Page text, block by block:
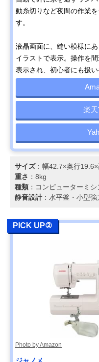
動糸切りなど夜間の作業
す。
液晶画面に、縫い模様に
イラストで表示。操作を
表示され、初心者にも扱い
楽
サイズ：幅42.7×奥行
重さ ：8kg
種類 ：コンピューターミシ
静音設計 ：水平釜・小型
PICK UP②
Photo by Amazon